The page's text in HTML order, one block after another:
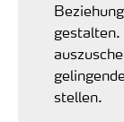
gestalten.
stellen.